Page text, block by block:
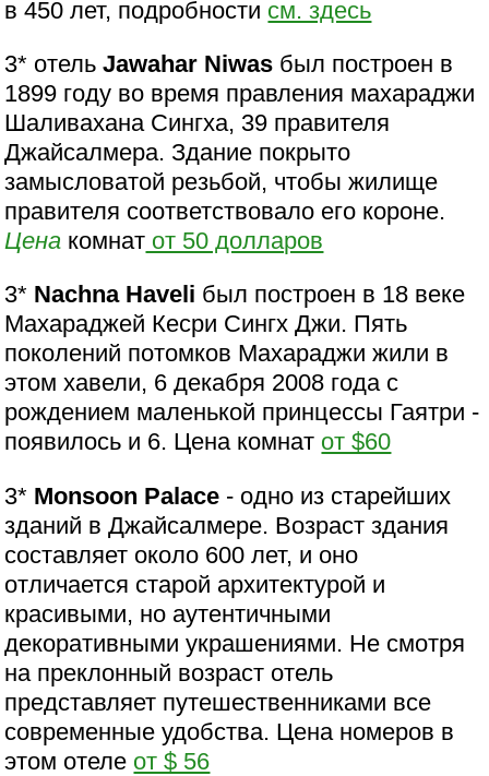
в 450 лет, подробности см. здесь
3* отельJawahar Niwas был построен в
1899 году во время правления махараджи
Шаливахана Сингха, 39 правителя
Джайсалмера. Здание покрыто
замысловатой резьбой, чтобы жилище
правителя соответствовало его короне.
Цена комнат от 50 долларов
3* Nachna Haveli был построен в 18 веке
Махараджей Кесри Сингх Джи. Пять
поколений потомков Махараджи жили в
этом хавели, 6 декабря 2008 года с
рождением маленькой принцессы Гаятри -
появилось и 6. Цена комнат от $60
3* Monsoon Palace - одно из старейших
зданий в Джайсалмере. Возраст здания
составляет около 600 лет, и оно
отличается старой архитектурой и
красивыми, но аутентичными
декоративными украшениями. Не смотря
на преклонный возраст отель
представляет путешественниками все
современные удобства. Цена номеров в
этом отеле от $ 56